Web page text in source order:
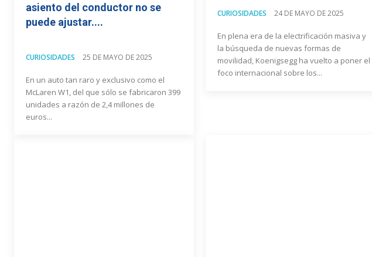
asiento del conductor no se
puede ajustar....
CURIOSIDADES 25 DE MAYO DE 2025
En un auto tan raro y exclusivo como el
McLaren W1, del que sólo se fabricaron 399
unidades a razón de 2,4 millones de
euros...
CURIOSIDADES 24 DE MAYO DE 2025
En plena era de la electrificación masiva y
la búsqueda de nuevas formas de
movilidad, Koenigsegg ha vuelto a poner el
foco internacional sobre los...